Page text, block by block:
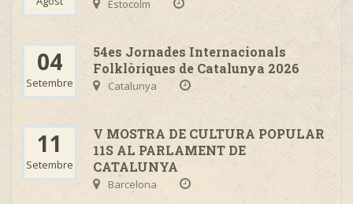
Estocolm
04
Setembre
54es Jornades Internacionals
Folklòriques de Catalunya 2026
Catalunya
11
Setembre
V MOSTRA DE CULTURA POPULAR
11S AL PARLAMENT DE
CATALUNYA
Barcelona